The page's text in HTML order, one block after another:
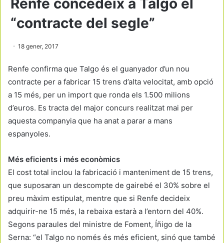
Renfe concedeix a Talgo el
“contracte del segle”
18 gener, 2017
Renfe confirma que Talgo és el guanyador d’un nou
contracte per a fabricar 15 trens d’alta velocitat, amb opció
a 15 més, per un import que ronda els 1.500 milions
d’euros. Es tracta del major concurs realitzat mai per
aquesta companyia que ha anat a parar a mans
espanyoles.
Més eficients i més econòmics
El cost total inclou la fabricació i manteniment de 15 trens,
que suposaran un descompte de gairebé el 30% sobre el
preu màxim estipulat, mentre que si Renfe decideix
adquirir-ne 15 més, la rebaixa estarà a l’entorn del 40%.
Segons paraules del ministre de Foment, Íñigo de la
Serna: “el Talgo no només és més eficient, sinó que també